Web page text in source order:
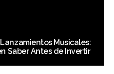
Musicales:
Saber Antes de Invertir